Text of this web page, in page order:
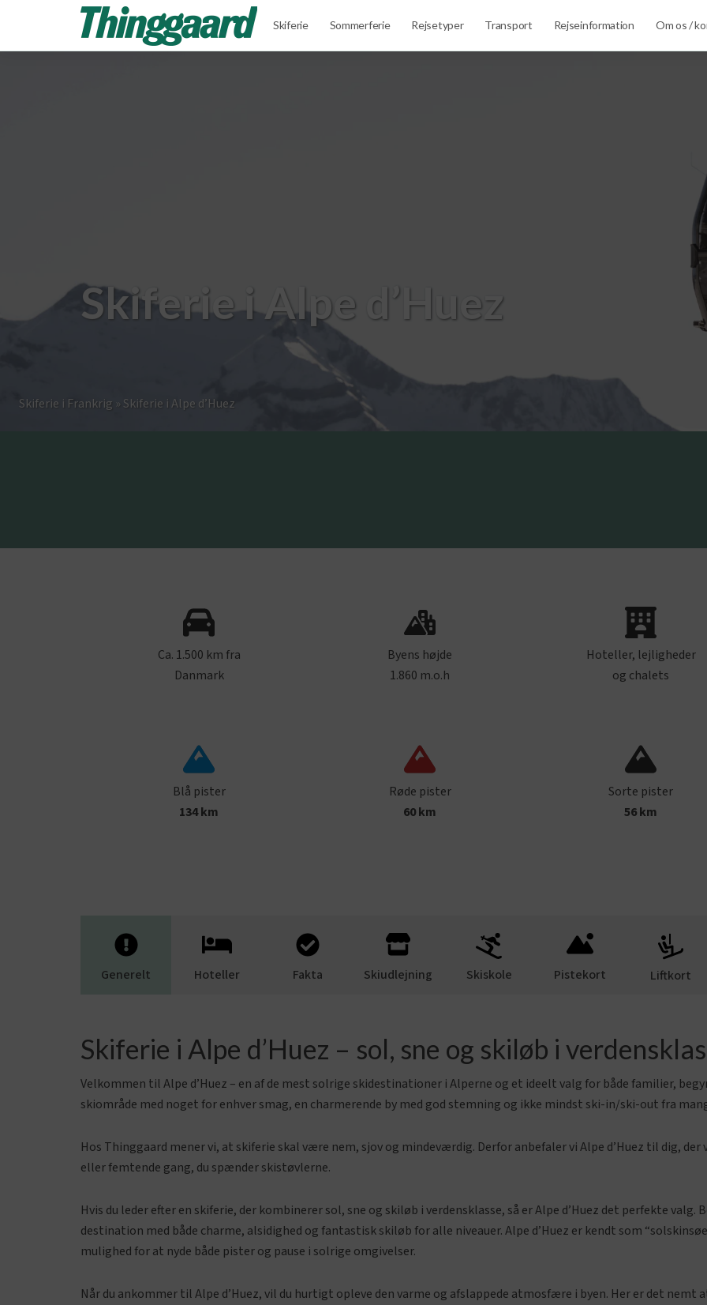
Skiferie Sommerferie Rejsetyper Transport Rejseinformation Om os /
Skiferie i Alpe d’Huez
Skiferie i Frankrig » Skiferie i Alpe d’Huez
Ca. 1.500 km fra
Danmark
Byens højde
1.860 m.o.h
Hoteller, lejligheder
og chalets
Blå pister
134 km
Røde pister
60 km
Sorte pister
56 km
Generelt Hoteller Fakta Skiudlejning Skiskole Pistekort Liftkort
Skiferie i Alpe d’Huez – sol, sne og skiløb i
Velkommen til Alpe d’Huez – en af de mest solrige skidestinationer i Alperne og et ideelt valg for både familier,
skiområde med noget for enhver smag, en charmerende by med god stemning og ikke mindst ski-in/ski-out fra
Hos Thinggaard mener vi, at skiferie skal være nem, sjov og mindeværdig. Derfor anbefaler vi Alpe d’Huez til dig,
eller femtende gang, du spænder skistøvlerne.
Hvis du leder efter en skiferie, der kombinerer sol, sne og skiløb i verdensklasse, så er Alpe d’Huez det perfekte valg.
destination med både charme, alsidighed og fantastisk skiløb for alle niveauer. Alpe d’Huez er kendt som
mulighed for at nyde både pister og pause i solrige omgivelser.
Når du ankommer til Alpe d’Huez, vil du hurtigt opleve den varme og afslappede atmosfære i byen. Her er det nemt